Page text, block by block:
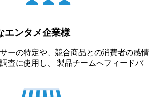
エンタメ企業様
ーの特定や、競合商品との消費者の感情
査に使用し、 製品チームへフィードバ